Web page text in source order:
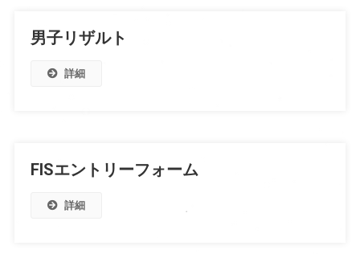
男子リザルト
詳細
FISエントリーフォーム
詳細